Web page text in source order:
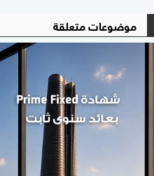
موضوعات متعلقة